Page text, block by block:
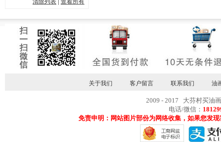
清除列表 |查看所有
关于我们 客户留言 联系我们 油
2009 - 2017 大芬村买油
电话/微信：
免责申明：网站图片部份为网络收集，如果您发